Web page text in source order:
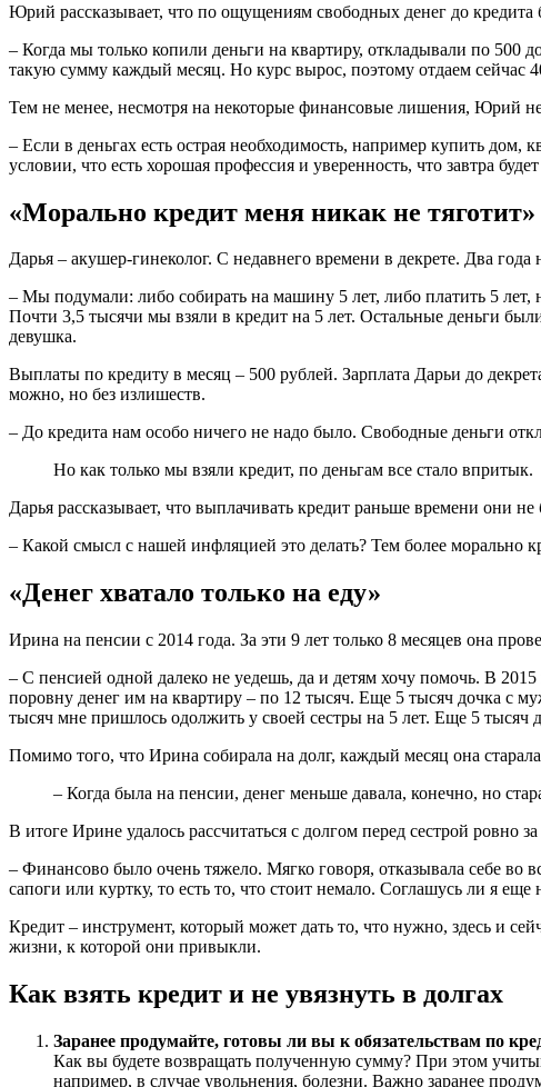
Юрий рассказывает, что по ощущениям свободных денег до кредита
– Когда мы только копили деньги на квартиру, откладывали по 500
такую сумму каждый месяц. Но курс вырос, поэтому отдаем сейчас
Тем не менее, несмотря на некоторые финансовые лишения, Юрий
– Если в деньгах есть острая необходимость, например купить дом,
условии, что есть хорошая профессия и уверенность, что завтра
«Морально кредит меня никак не тяготит»
Дарья – акушер-гинеколог. С недавнего времени в декрете. Два
– Мы подумали: либо собирать на машину 5 лет, либо платить 5
Почти 3,5 тысячи мы взяли в кредит на 5 лет. Остальные деньги
девушка.
Выплаты по кредиту в месяц – 500 рублей. Зарплата Дарьи до
можно, но без излишеств.
– До кредита нам особо ничего не надо было. Свободные деньги
Но как только мы взяли кредит, по деньгам все стало впритык.
Дарья рассказывает, что выплачивать кредит раньше времени они не
– Какой смысл с нашей инфляцией это делать? Тем более морально
«Денег хватало только на еду»
Ирина на пенсии с 2014 года. За эти 9 лет только 8 месяцев она
– С пенсией одной далеко не уедешь, да и детям хочу помочь. В
поровну денег им на квартиру – по 12 тысяч. Еще 5 тысяч дочка с
тысяч мне пришлось одолжить у своей сестры на 5 лет. Еще 5 тысяч
Помимо того, что Ирина собирала на долг, каждый месяц она
– Когда была на пенсии, денег меньше давала, конечно, но
В итоге Ирине удалось рассчитаться с долгом перед сестрой ровно
– Финансово было очень тяжело. Мягко говоря, отказывала себе во
сапоги или куртку, то есть то, что стоит немало. Соглашусь ли я
Кредит – инструмент, который может дать то, что нужно, здесь и
жизни, к которой они привыкли.
Как взять кредит и не увязнуть в долгах
Заранее продумайте, готовы ли вы к обязательствам по
Как вы будете возвращать полученную сумму? При этом
например, в случае увольнения, болезни. Важно заранее